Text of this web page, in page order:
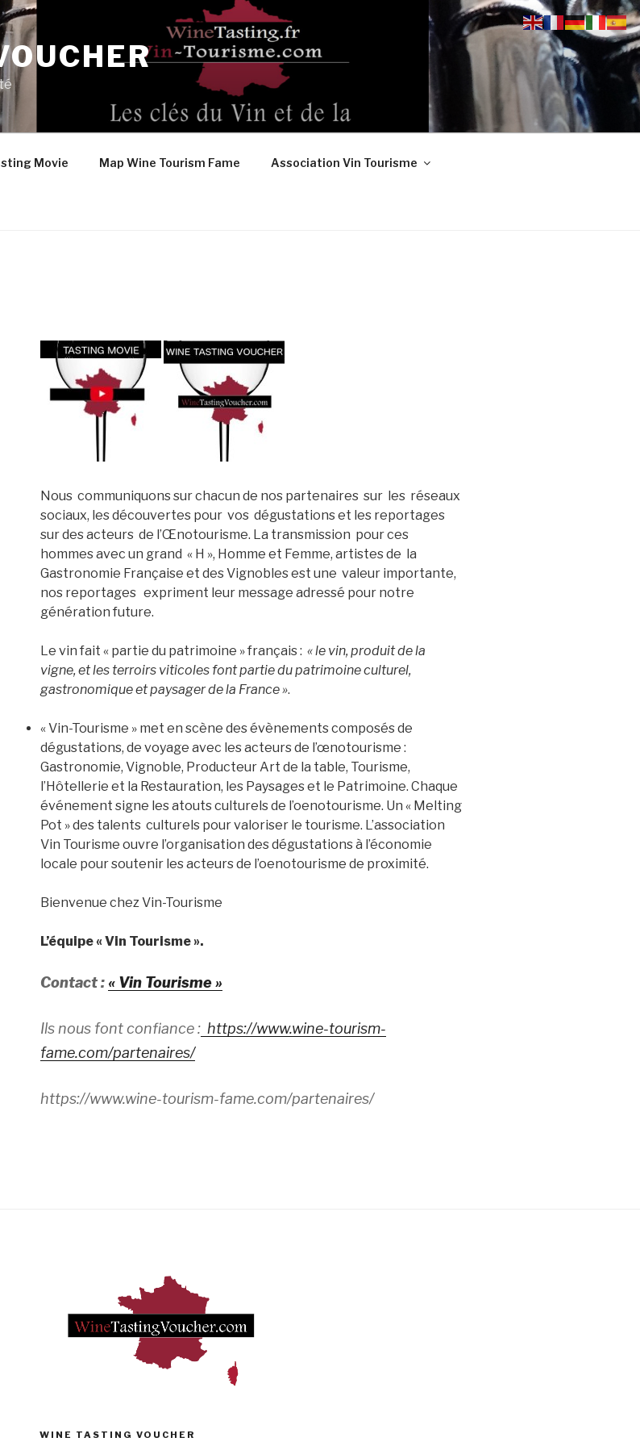
Movie Map Wine Tourism Fame Association Vin Tourisme
Nous communiquons sur chacun de nos partenaires sur les réseaux
sociaux, les découvertes pour vos dégustations et les reportages
sur des acteurs de l’Œnotourisme. La transmission pour ces
hommes avec un grand « H », Homme et Femme, artistes de la
Gastronomie Française et des Vignobles est une valeur importante,
nos reportages expriment leur message adressé pour notre
génération future.
Le vin fait « partie du patrimoine » français : « le vin, produit de la
vigne, et les terroirs viticoles font partie du patrimoine culturel,
gastronomique et paysager de la France ».
« Vin-Tourisme » met en scène des évènements composés de
dégustations, de voyage avec les acteurs de l’œnotourisme :
Gastronomie, Vignoble, Producteur Art de la table, Tourisme,
l’Hôtellerie et la Restauration, les Paysages et le Patrimoine. Chaque
événement signe les atouts culturels de l’oenotourisme. Un « Melting
Pot » des talents culturels pour valoriser le tourisme. L’association
Vin Tourisme ouvre l’organisation des dégustations à l’économie
locale pour soutenir les acteurs de l’oenotourisme de proximité.
Bienvenue chez Vin-Tourisme
L’équipe « Vin Tourisme ».
Contact : « Vin Tourisme »
Ils nous font confiance :https://www.wine-tourism-
fame.com/partenaires/
https://www.wine-tourism-fame.com/partenaires/
WINE TASTING VOUCHER